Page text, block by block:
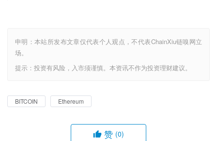
申明：本站所发布文章仅代表个人观点，不代表ChainXiu链嗅网立
场。
提示：投资有风险，入市须谨慎。本资讯不作为投资理财建议。
BITCOIN Ethereum
赞 (0)